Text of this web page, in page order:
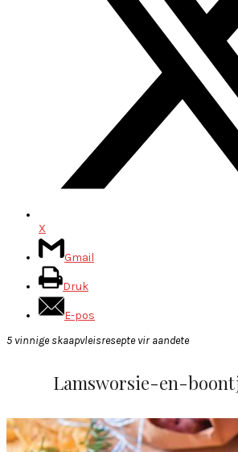
X
Gmail
Druk
E-pos
5 vinnige skaapvleisresepte vir aandete
Lamsworsie-en-